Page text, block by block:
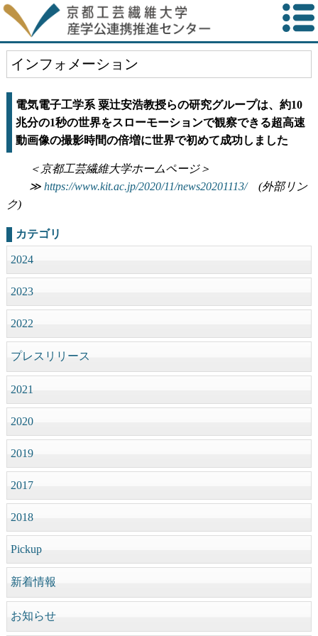
インフォメーション
電気電子工学系 粟辻安浩教授らの研究グループは、約10
兆分の1秒の世界をスローモーションで観察できる超高速
動画像の撮影時間の倍増に世界で初めて成功しました
＜京都工芸繊維大学ホームページ＞
≫ https://www.kit.ac.jp/2020/11/news20201113/(外部リン
ク)
カテゴリ
2024
2023
2022
プレスリリース
2021
2020
2019
2017
2018
Pickup
新着情報
お知らせ